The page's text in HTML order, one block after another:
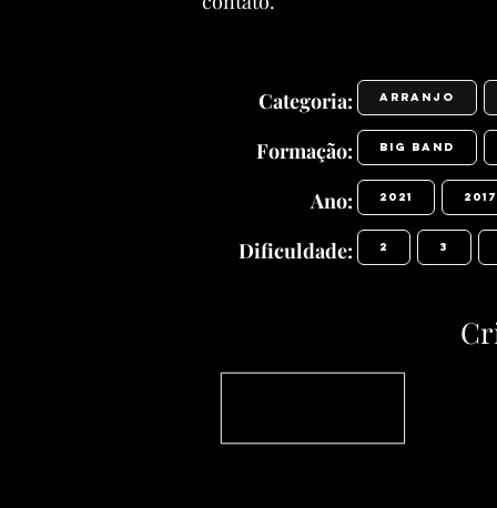
Categoria: Arranjo
Formação: Big Band
Ano: 2021 2017
Dificuldade: 2 3